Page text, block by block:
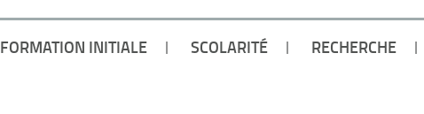
FORMATION INITIALE SCOLARITÉ RECHERCHE